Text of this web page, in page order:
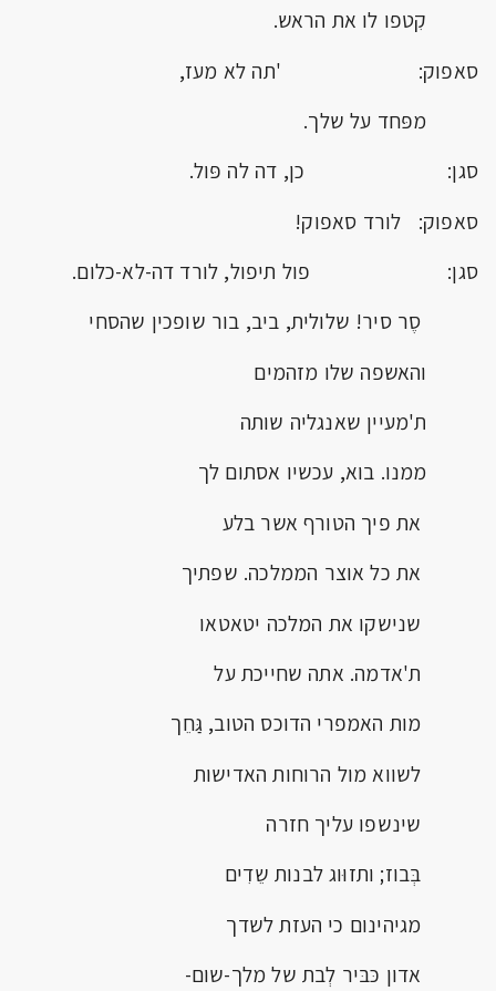
קִטפו לו את הראש.
סאפוק: 'תה לא מעז,
מפּחד על שלך.
סגן: כן, דה לה פּול.
סאפוק: לורד סאפוק!
סגן: פול תיפול, לורד דה-לא-כלום.
סֶר סיר! שלולית, ביב, בור שופכין שהסחי
והאשפה שלו מזהמים
ת'מעיין שאנגליה שותה
ממנו. בוא, עכשיו אסתום לך
את פיך הטורף אשר בלע
את כל אוצר הממלכה. שפתיך
שנישקו את המלכה יטאטאו
ת'אדמה. אתה שחייכת על
מות האמפרי הדוכס הטוב, גַּחֵך
לשווא מול הרוחות האדישות
שינשפו עליך חזרה
בְּבוז; ותזוּוג לבנות שֵדִים
מגיהינום כי העזת לשדך
אדון כּבּיר לְבת של מלך-שום-